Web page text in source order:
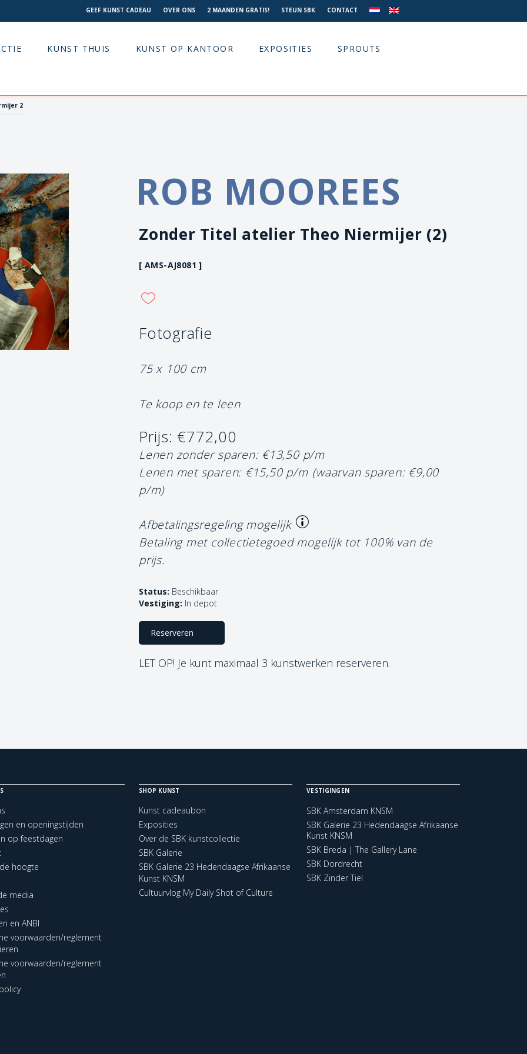
GEEF KUNST CADEAU OVER ONS 2 MAANDEN GRATIS! STEUN SBK CONTACT
KUNST THUIS KUNST OP KANTOOR EXPOSITIES SPROUTS
2
ROB MOOREES
Zonder Titel atelier Theo Niermijer (2)
[ AMS-AJ8081 ]
Fotografie
75 x 100 cm
Te koop en te leen
Prijs: €772,00
Lenen zonder sparen: €13,50 p/m
Lenen met sparen: €15,50 p/m (waarvan sparen: €9,00
p/m)
Afbetalingsregeling mogelijk
Betaling met collectietegoed mogelijk tot 100% van de
prijs.
Status: Beschikbaar
Vestiging: In depot
Reserveren
LET OP! Je kunt maximaal 3 kunstwerken reserveren.
en openingstijden
op feestdagen
hoogte
media
en ANBI
voorwaarden/reglement
voorwaarden/reglement
SHOP KUNST
Kunst cadeaubon
Exposities
Over de SBK kunstcollectie
SBK Galerie
SBK Galerie 23 Hedendaagse Afrikaanse
Kunst KNSM
Cultuurvlog My Daily Shot of Culture
VESTIGINGEN
SBK Amsterdam KNSM
SBK Galerie 23 Hedendaagse Afrikaanse
Kunst KNSM
SBK Breda | The Gallery Lane
SBK Dordrecht
SBK Zinder Tiel